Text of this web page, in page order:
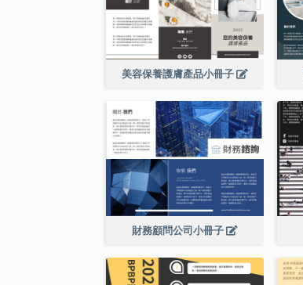
美容保養護膚產品小冊子
財務顧問公司小冊子